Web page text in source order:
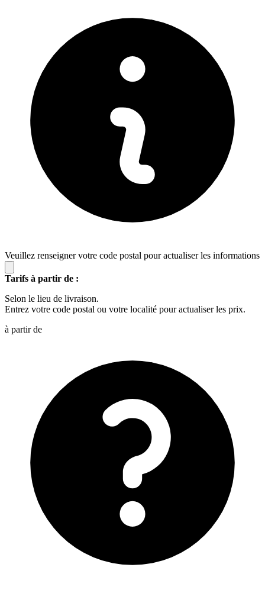
Veuillez renseigner votre code postal pour actualiser les informations
Tarifs à partir de :
Selon le lieu de livraison.
Entrez votre code postal ou votre localité pour actualiser les prix.
à partir de